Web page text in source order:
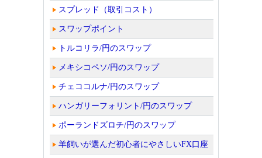
スプレッド（取引コスト）
スワップポイント
トルコリラ/円のスワップ
メキシコペソ/円のスワップ
チェココルナ/円のスワップ
ハンガリーフォリント/円のスワップ
ポーランドズロチ/円のスワップ
羊飼いが選んだ初心者にやさしいFX口座